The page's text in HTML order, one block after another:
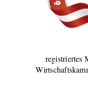
registriertes